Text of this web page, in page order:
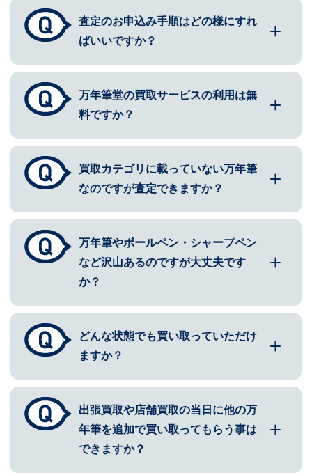
査定のお申込み手順はどの様にすれ
ばいいですか？
万年筆堂の買取サービスの利用は無
料ですか？
買取カテゴリに載っていない万年筆
なのですが査定できますか？
万年筆やボールペン・シャープペン
など沢山あるのですが大丈夫です
か？
どんな状態でも買い取っていただけ
ますか？
出張買取や店舗買取の当日に他の万
年筆を追加で買い取ってもらう事は
できますか？